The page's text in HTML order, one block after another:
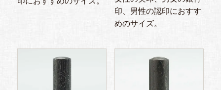
印、男性の認印におすす
めのサイズ。